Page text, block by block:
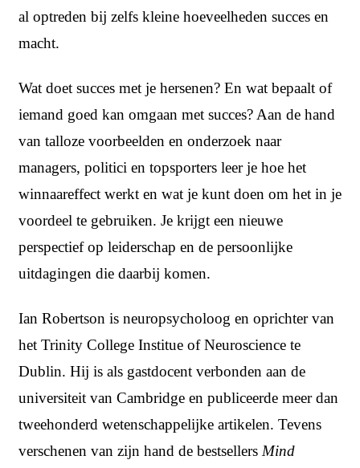
al optreden bij zelfs kleine hoeveelheden succes en
macht.
Wat doet succes met je hersenen? En wat bepaalt of
iemand goed kan omgaan met succes? Aan de hand
van talloze voorbeelden en onderzoek naar
managers, politici en topsporters leer je hoe het
winnaareffect werkt en wat je kunt doen om het in je
voordeel te gebruiken. Je krijgt een nieuwe
perspectief op leiderschap en de persoonlijke
uitdagingen die daarbij komen.
Ian Robertson is neuropsycholoog en oprichter van
het Trinity College Institue of Neuroscience te
Dublin. Hij is als gastdocent verbonden aan de
universiteit van Cambridge en publiceerde meer dan
tweehonderd wetenschappelijke artikelen. Tevens
verschenen van zijn hand de bestsellers Mind